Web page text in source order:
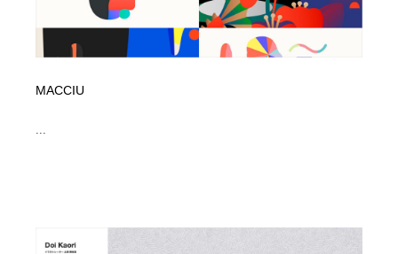
MACCIU
...